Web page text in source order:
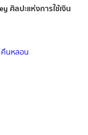
ศิลปะแห่งการใช้เงิน